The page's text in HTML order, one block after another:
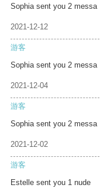
Sophia sent you 2 messa
2021-12-12
游客
Sophia sent you 2 messa
2021-12-04
游客
Sophia sent you 2 messa
2021-12-02
游客
Estelle sent you 1 nude